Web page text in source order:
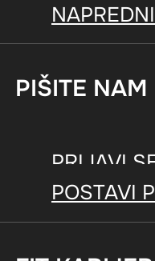
PIŠITE NAM
PRIJAVI
POSTAVI
Baš
u